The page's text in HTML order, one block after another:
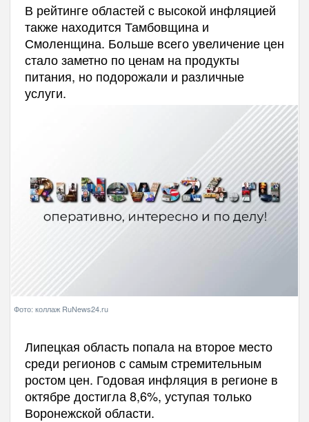
В рейтинге областей с высокой инфляцией
также находится Тамбовщина и
Смоленщина. Больше всего увеличение цен
стало заметно по ценам на продукты
питания, но подорожали и различные
услуги.
Фото: коллаж RuNews24.ru
Липецкая область попала на второе место
среди регионов с самым стремительным
ростом цен. Годовая инфляция в регионе в
октябре достигла 8,6%, уступая только
Воронежской области.